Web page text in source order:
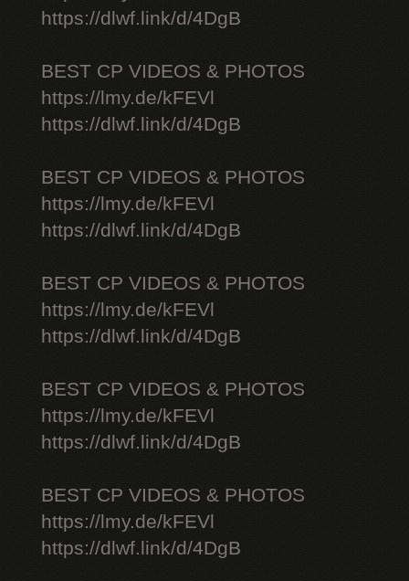
https://dlwf.link/d/4DgB
BEST CP VIDEOS & PHOTOS
https://lmy.de/kFEVl
https://dlwf.link/d/4DgB
BEST CP VIDEOS & PHOTOS
https://lmy.de/kFEVl
https://dlwf.link/d/4DgB
BEST CP VIDEOS & PHOTOS
https://lmy.de/kFEVl
https://dlwf.link/d/4DgB
BEST CP VIDEOS & PHOTOS
https://lmy.de/kFEVl
https://dlwf.link/d/4DgB
BEST CP VIDEOS & PHOTOS
https://lmy.de/kFEVl
https://dlwf.link/d/4DgB